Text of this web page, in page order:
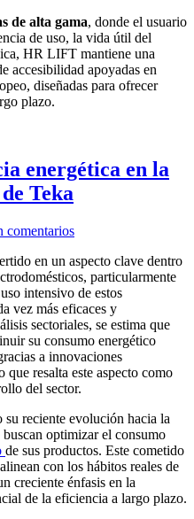
de alta gama, donde el usuario
de uso, la vida útil del
HR LIFT mantiene una
accesibilidad apoyadas en
diseñadas para ofrecer
plazo.
energética en la
Teka
comentarios
en un aspecto clave dentro
particularmente
intensivo de estos
vez más eficaces y
sectoriales, se estima que
su consumo energético
a innovaciones
resalta este aspecto como
del sector.
su reciente evolución hacia la
optimizar el consumo
de sus productos. Este cometido
con los hábitos reales de
creciente énfasis en la
de la eficiencia a largo plazo.